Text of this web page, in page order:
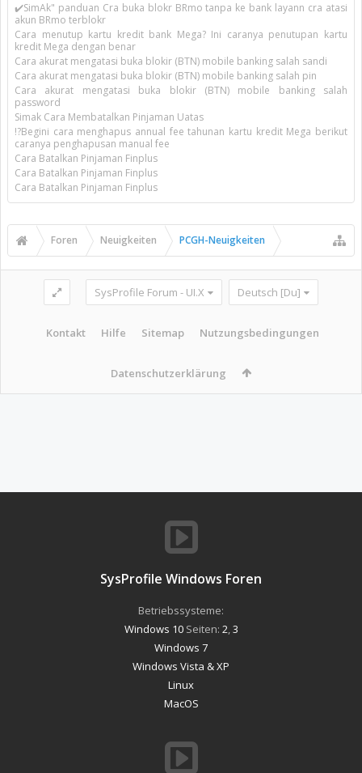
✔️SimAk" panduan Cra buka blokr BRmo tanpa ke bank layann cra atasi
akun BRmo terblokr
Cara menutup kartu kredit bank Mega? Ini caranya penutupan kartu
kredit Mega dengan benar
Cara akurat mengatasi buka blokir (BTN) mobile banking salah sandi
Cara akurat mengatasi buka blokir (BTN) mobile banking salah pin
Cara akurat mengatasi buka blokir (BTN) mobile banking salah
password
Simak Cara Membatalkan Pinjaman Uatas
!?Begini cara menghapus annual fee tahunan kartu kredit Mega berikut
caranya penghapusan manual fee
Cara Batalkan Pinjaman Finplus
Cara Batalkan Pinjaman Finplus
Cara Batalkan Pinjaman Finplus
Foren Neuigkeiten PCGH-Neuigkeiten
SysProfile Forum - UI.X Deutsch [Du]
Kontakt Hilfe Sitemap Nutzungsbedingungen
Datenschutzerklärung
SysProfile Windows Foren
Betriebssysteme:
Windows 10Seiten: 2 3
Windows 7
Windows Vista & XP
Linux
MacOS